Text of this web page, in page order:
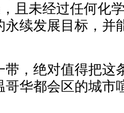
且未经过任何化
永续发展目标，并
带，绝对值得把这
哥华都会区的城市